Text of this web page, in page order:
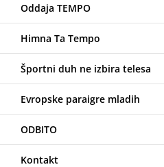
Oddaja TEMPO
Himna Ta Tempo
Športni duh ne izbira telesa
Evropske paraigre mladih
ODBITO
Kontakt